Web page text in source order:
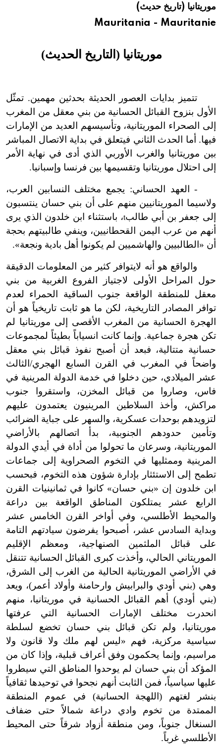
هيئة الموسوعة العربية تطلق موسوعات جديدة في عام 2026
موريتانيا (تاريخ حديث)
Mauritania - Mauritanie
موريتانيا (التاريخ الحديث)
تتميز بدايات العصور الحديثة بحدثين مهمين. تمثّل
الأول بنزوح القبائل الحسانية من بني معقل من المغرب
إلى الصحراء الموريتانية، وتأسيسهم العديد من الإمارات
فيها. أما الحدث الثاني فيتعلق في بداية الاتصال المباشر
بين موريتانيا والغرب الأوربي الذي أدى في نهاية الأمر
إلى احتلال موريتانيا وتقسيمها بين فرنسا وإسبانيا.
- العهد الحساني: يجمع مختلف النسابين العرب،
ولاسيما الموريتانيين منهم على أن بني حسان ينتسبون
إلى جعفر بن أبي طالبt، باستثناء ابن خلدون الذي يرى
أنهم من عرب اليمن القحطانيين، وينفي طالبيتهم بحجة
أن «الطالبيين والهاشميين لم يكونوا أهل بادية ونجعة».
والواقع هو أنه لايتوافر كثير من المعلومات الدقيقة
حول المراحل الأولى لاجتياز الفروع الغربية من بني
معقل للمنطقة الواقعة جنوب الساقية الحمراء لعدم
توافر المصادر التاريخية، لكن ما هو ثابت تاريخياً هو أن
الهجرة الحسانية من المغرب الأقصى إلى موريتانيا لم
تكن هجرة جماعية. وإنما كانت انسياباً بطيئاً لمجموعات
حسانية متتالية، فبعد أن أصبح نفوذ قبائل بني معقل
واضحاً في المغرب في القرن السابع الهجري/الثالث
عشر الميلادي، حين دخلوا في خدمة الدولة المرينية في
فاس، وصاروا من قبائل المخزن، واستقروا جنوب
مراكش، وأخذ السلاطين المرينيون يعتمدون عليهم
لتزويدهم بوحدات عسكرية، والسهر على جباية الضرائب
وتأمين حدودهم الجنوبية، بدأ اتصالهم بالأراضي
الموريتانية، وسرعان ما تحولوا من أداة في أيدي الدولة
المرينية وممثليها في التخوم الصحراوية إلى جماعات
تطمح إلى الاستئثار بإدارة شؤون هذه التخوم، فبحسب
ابن خلدون إن «بني حسان» كانوا في ثمانينيات القرن
الرابع عشر يمتلكون المناطق الواقعة بين دراعة
والمحيط الأطلسي، وفي أواخر القرن الخامس عشر
وبداية السادس عشر، أصبحوا يفرضون سيادتهم التامة
على قبائل الملثمين الصنهاجية، ومعظم الإقليم
الموريتاني الحالي، وأخذت كبرى القبائل الحسانية تتنقل
في الأراضي الموريتانية الحالية من الغرب إلى الشرق،
وهي (بني أودي والبرابيش وارحامنة وأولاد أعمر)، ويعد
(بني أودي) أهم القبائل الحسانية في موريتانيا، منهم
انحدرت مختلف الإمارات الحسانية التي عرفتها
موريتانيا، ولم تكن قبائل بني حسان تخضع لسلطة
سياسية مركزية، فهم «ليس لهم ملك ولا قانون ولا
مراسيم، وإنما يحكمون وفق أعراف قبلية، وإذا كان من
المؤكد أن بني حسان لم يوحدوا المناطق التي سيطروا
عليها سياسياً، فمن الثابت أنهم نجحوا في توحيدها ثقافياً
بنشر لغتهم (اللهجة الحسانية) في عموم المنطقة
الممتدة من تخوم وادي دراعة شمالاً حتى ضفاف
السنغال جنوباً، ومن منطقة أزواد شرقاً حتى المحيط
الأطلسي غرباً.